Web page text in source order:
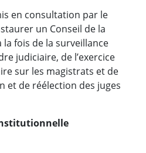
en consultation par le
un Conseil de la
fois de la surveillance
judiciaire, de l’exercice
sur les magistrats et de
et de réélection des juges